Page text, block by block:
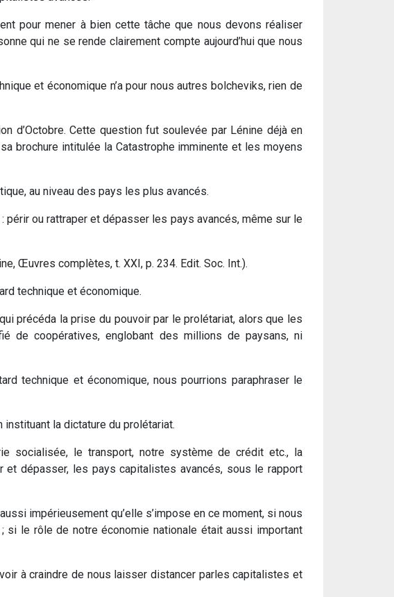
pour mener à bien cette tâche que nous devons réaliser
qui ne se rende clairement compte aujourd’hui que nous
et économique n’a pour nous autres bolcheviks, rien de
d’Octobre. Cette question fut soulevée par Lénine déjà en
brochure intitulée la Catastrophe imminente et les moyens
au niveau des pays les plus avancés.
ou rattraper et dépasser les pays avancés, même sur le
Œuvres complètes, t. XXI, p. 234. Edit. Soc. Int.).
technique et économique.
précéda la prise du pouvoir par le prolétariat, alors que les
de coopératives, englobant des millions de paysans, ni
technique et économique, nous pourrions paraphraser le
la dictature du prolétariat.
socialisée, le transport, notre système de crédit etc., la
dépasser, les pays capitalistes avancés, sous le rapport
impérieusement qu’elle s’impose en ce moment, si nous
si le rôle de notre économie nationale était aussi important
à craindre de nous laisser distancer parles capitalistes et